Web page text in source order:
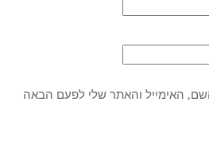
האימייל והאתר שלי לפעם הבאה